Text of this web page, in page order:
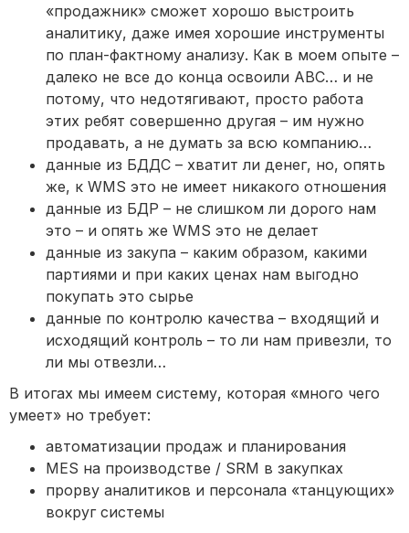
«продажник» сможет хорошо выстроить
аналитику, даже имея хорошие инструменты
по план-фактному анализу. Как в моем опыте –
далеко не все до конца освоили ABC… и не
потому, что недотягивают, просто работа
этих ребят совершенно другая – им нужно
продавать, а не думать за всю компанию…
данные из БДДС – хватит ли денег, но, опять
же, к WMS это не имеет никакого отношения
данные из БДР – не слишком ли дорого нам
это – и опять же WMS это не делает
данные из закупа – каким образом, какими
партиями и при каких ценах нам выгодно
покупать это сырье
данные по контролю качества – входящий и
исходящий контроль – то ли нам привезли, то
ли мы отвезли…
В итогах мы имеем систему, которая «много чего
умеет» но требует:
автоматизации продаж и планирования
MES на производстве / SRM в закупках
прорву аналитиков и персонала «танцующих»
вокруг системы